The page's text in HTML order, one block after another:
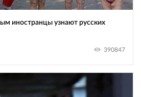
иностранцы узнают русских
390847